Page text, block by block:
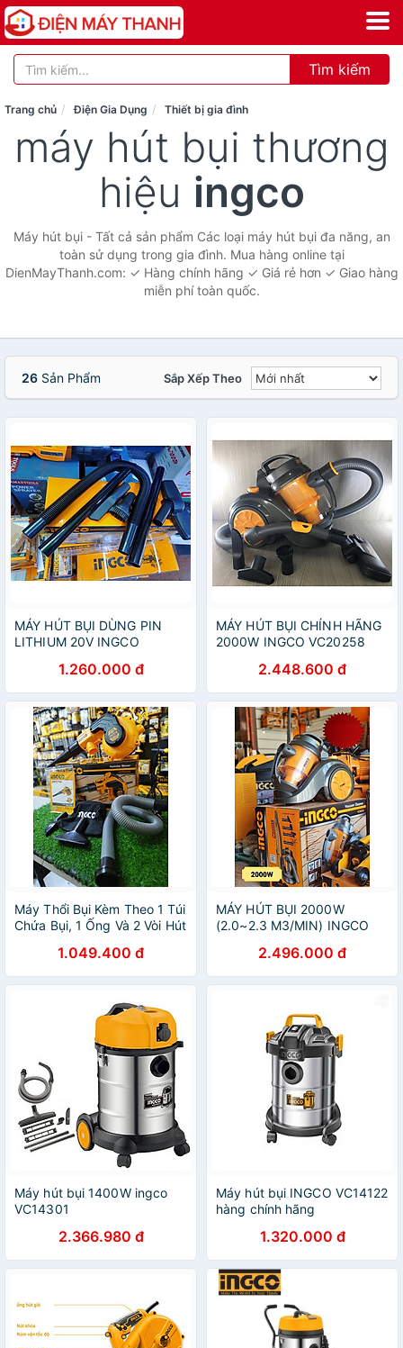
Tìm kiếm
Trang chủ Điện Gia Dụng Thiết bị gia đình
máy hút bụi thương
hiệu ingco
Máy hút bụi - Tất cả sản phẩm Các loại máy hút bụi đa năng, an
toàn sử dụng trong gia đình. Mua hàng online tại
DienMayThanh.com: ✓ Hàng chính hãng ✓ Giá rẻ hơn ✓ Giao hàng
miễn phí toàn quốc.
26 Sản Phẩm Sắp Xếp Theo
MÁY HÚT BỤI DÙNG PIN
LITHIUM 20V INGCO
1.260.000 đ
MÁY HÚT BỤI CHÍNH HÃNG
2000W INGCO VC20258
2.448.600 đ
Máy Thổi Bụi Kèm Theo 1 Túi
Chứa Bụi, 1 Ống Và 2 Vòi Hút
1.049.400 đ
MÁY HÚT BỤI 2000W
(2.0~2.3 M3/MIN) INGCO
2.496.000 đ
Máy hút bụi 1400W ingco
VC14301
2.366.980 đ
Máy hút bụi INGCO VC14122
hàng chính hãng
1.320.000 đ